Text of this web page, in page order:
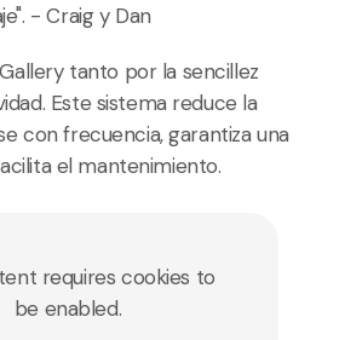
- Craig y Dan
tanto por la sencillez
Este sistema reduce la
con frecuencia, garantiza una
el mantenimiento.
requires cookies to
be enabled.